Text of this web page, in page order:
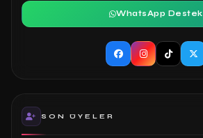
WhatsApp Destek
SON ÜYELER